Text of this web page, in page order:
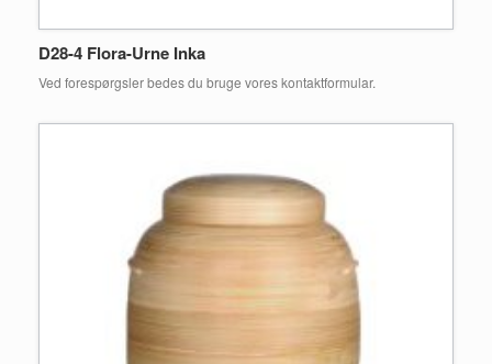
D28-4 Flora-Urne Inka
Ved forespørgsler bedes du bruge vores kontaktformular.